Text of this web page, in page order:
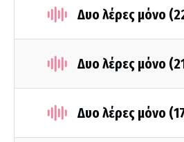
Δυο λέρες μόνο
Δυο λέρες μόνο
Δυο λέρες μόνο